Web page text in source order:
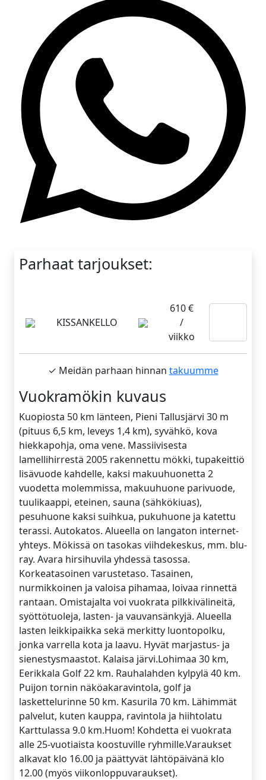
Parhaat tarjoukset:
KISSANKELLO
610 €
/
viikko
✓ Meidän parhaan hinnan takuumme
Vuokramökin kuvaus
Kuopiosta 50 km länteen, Pieni Tallusjärvi 30 m
(pituus 6,5 km, leveys 1,4 km), syvähkö, kova
hiekkapohja, oma vene. Massiivisesta
lamellihirrestä 2005 rakennettu mökki, tupakeittiö
lisävuode kahdelle, kaksi makuuhuonetta 2
vuodetta molemmissa, makuuhuone parivuode,
tuulikaappi, eteinen, sauna (sähkökiuas),
pesuhuone kaksi suihkua, pukuhuone ja katettu
terassi. Autokatos. Alueella on langaton internet-
yhteys. Mökissä on tasokas viihdekeskus, mm. blu-
ray. Avara hirsihuvila yhdessä tasossa.
Korkeatasoinen varustetaso. Tasainen,
nurmikkoinen ja valoisa pihamaa, loivaa rinnettä
rantaan. Omistajalta voi vuokrata pilkkivälineitä,
syöttötuoleja, lasten- ja vauvansänkyjä. Alueella
lasten leikkipaikka sekä merkitty luontopolku,
jonka varrella kota ja laavu. Hyvät marjastus- ja
sienestysmaastot. Kalaisa järvi.Lohimaa 30 km,
Eerikkala Golf 22 km. Rauhalahden kylpylä 40 km.
Puijon tornin näköakaravintola, golf ja
laskettelurinne 50 km. Kasurila 70 km. Lähimmät
palvelut, kuten kauppa, ravintola ja hiihtolatu
Karttulassa 9.0 km.Huom! Kohdetta ei vuokrata
alle 25-vuotiaista koostuville ryhmille.Varaukset
alkavat klo 16.00 ja päättyvät lähtöpäivänä klo
12.00 (myös viikonloppuvaraukset).